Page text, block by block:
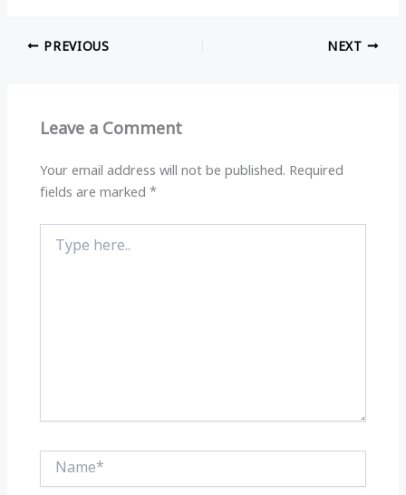
PREVIOUS NEXT
Leave a Comment
Your email address will not be published. Required
fields are marked*
here..
Name*